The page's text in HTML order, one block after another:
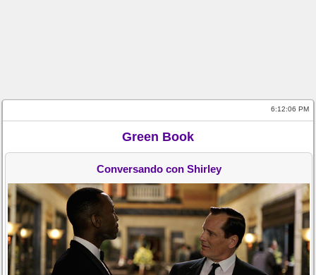
6:12:06 PM
Green Book
Conversando con Shirley